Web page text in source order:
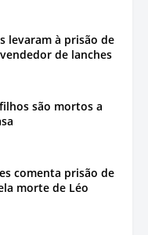
levaram à prisão de
de lanches
são mortos a
comenta prisão de
morte de Léo